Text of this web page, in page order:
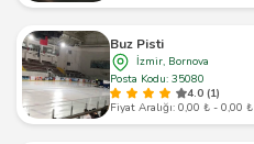
Buz Pisti
İzmir, Bornova
Posta Kodu: 35080
4.0 (1)
Fiyat Aralığı: 0,00 ₺ - 0,00 ₺